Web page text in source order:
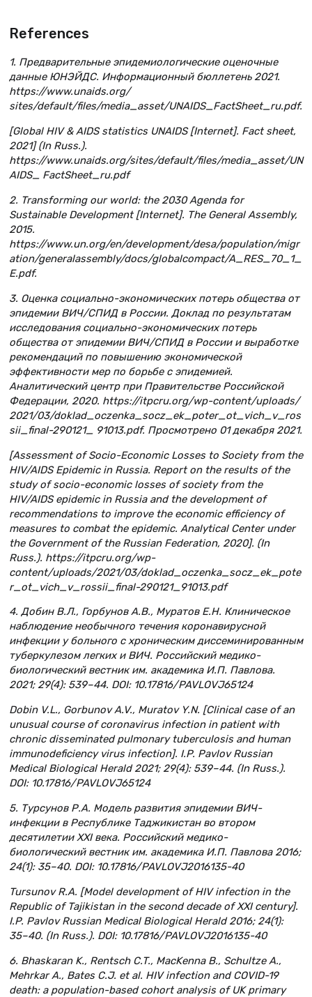
References
1. Предварительные эпидемиологические оценочные
данные ЮНЭЙДС. Информационный бюллетень 2021.
https://www.unaids.org/
sites/default/files/media_asset/UNAIDS_FactSheet_ru.pdf.
[Global HIV & AIDS statistics UNAIDS [Internet]. Fact sheet,
2021] (In Russ.).
https://www.unaids.org/sites/default/files/media_asset/UN
AIDS_ FactSheet_ru.pdf
2. Transforming our world: the 2030 Agenda for
Sustainable Development [Internet]. The General Assembly,
2015.
https://www.un.org/en/development/desa/population/migr
ation/generalassembly/docs/globalcompact/A_RES_70_1_
E.pdf.
3. Оценка социально-экономических потерь общества от
эпидемии ВИЧ/СПИД в России. Доклад по результатам
исследования социально-экономических потерь
общества от эпидемии ВИЧ/СПИД в России и выработке
рекомендаций по повышению экономической
эффективности мер по борьбе с эпидемией.
Аналитический центр при Правительстве Российской
Федерации, 2020. https://itpcru.org/wp-content/uploads/
2021/03/doklad_oczenka_socz_ek_poter_ot_vich_v_ros
sii_final-290121_ 91013.pdf. Просмотрено 01 декабря 2021.
[Assessment of Socio-Economic Losses to Society from the
HIV/AIDS Epidemic in Russia. Report on the results of the
study of socio-economic losses of society from the
HIV/AIDS epidemic in Russia and the development of
recommendations to improve the economic efficiency of
measures to combat the epidemic. Analytical Center under
the Government of the Russian Federation, 2020]. (In
Russ.). https://itpcru.org/wp-
content/uploads/2021/03/doklad_oczenka_socz_ek_pote
r_ot_vich_v_rossii_final-290121_91013.pdf
4. Добин В.Л., Горбунов А.В., Муратов Е.Н. Клиническое
наблюдение необычного течения коронавирусной
инфекции у больного с хроническим диссеминированным
туберкулезом легких и ВИЧ. Российский медико-
биологический вестник им. академика И.П. Павлова.
2021; 29(4): 539–44. DOI: 10.17816/PAVLOVJ65124
Dobin V.L., Gorbunov A.V., Muratov Y.N. [Clinical case of an
unusual course of coronavirus infection in patient with
chronic disseminated pulmonary tuberculosis and human
immunodeficiency virus infection]. I.P. Pavlov Russian
Medical Biological Herald 2021; 29(4): 539–44. (In Russ.).
DOI: 10.17816/PAVLOVJ65124
5. Турсунов Р.А. Модель развития эпидемии ВИЧ-
инфекции в Республике Таджикистан во втором
десятилетии XXI века. Российский медико-
биологический вестник им. академика И.П. Павлова 2016;
24(1): 35–40. DOI: 10.17816/PAVLOVJ2016135-40
Tursunov R.A. [Model development of HIV infection in the
Republic of Tajikistan in the second decade of XXI century].
I.P. Pavlov Russian Medical Biological Herald 2016; 24(1):
35–40. (In Russ.). DOI: 10.17816/PAVLOVJ2016135-40
6. Bhaskaran K., Rentsch C.T., MacKenna B., Schultze A.,
Mehrkar A., Bates C.J. et al. HIV infection and COVID-19
death: a population-based cohort analysis of UK primary